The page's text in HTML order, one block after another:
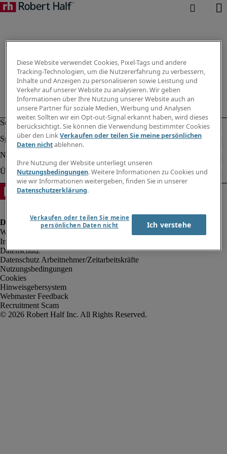
Impressum
Datenschutz
Datenschutz Arbeitnehmer/Zeitarbeitskräfte
Nutzungsbedingungen
Cookies
Hinweisgebersystem
Webmaster Feedback
Recruitment Scam
Diese Website verwendet Cookies, Pixel-Tags und andere
Tracking-Technologien, um die Nutzererfahrung zu verbessern,
Inhalte und Anzeigen zu personalisieren sowie Leistung und
Verkehr auf unserer Website zu analysieren. Wir geben
Informationen über Ihre Nutzung unserer Website auch an
unsere Partner für soziale Medien, Werbung und Analysen
weiter. Sollten wir ein Opt-out-Signal erkannt haben, wird dieses
berücksichtigt. Sie können die Verwendung bestimmter Cookies
über den LinkVerkaufen oder teilen Sie meine persönlichen
Daten nichtablehnen.
Ihre Nutzung der Website unterliegt unseren
Nutzungsbedingungen. Weitere Informationen zu Cookies und
wie wir Informationen weitergeben, finden Sie in unserer
Datenschutzerklärung.
Verkaufen oder teilen Sie meine
persönlichen Daten nicht
Ich verstehe